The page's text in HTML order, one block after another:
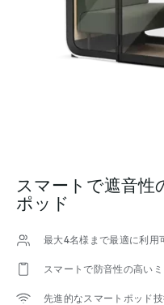
スマートで遮音性
ポッド
最大4名様まで最適に利用
スマートで防音性の高い
先進的なスマートポッド